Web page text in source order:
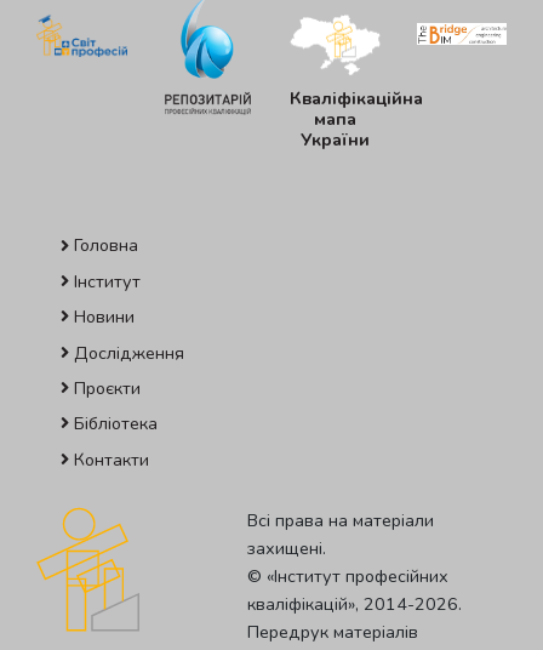
Кваліфікаційна
мапа
України
Головна
Інститут
Новини
Дослідження
Проєкти
Бібліотека
Контакти
Всі права на матеріали
захищені.
© «Iнститут професiйних
квалiфiкацiй», 2014-2026.
Передрук матеріалів